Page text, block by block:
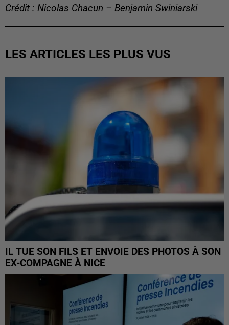
Crédit : Nicolas Chacun – Benjamin Swiniarski
LES ARTICLES LES PLUS VUS
IL TUE SON FILS ET ENVOIE DES PHOTOS À SON
EX-COMPAGNE À NICE